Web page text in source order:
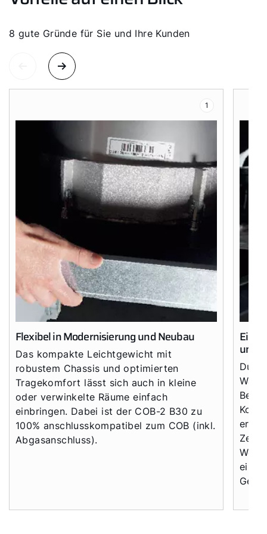
8 gute Gründe für Sie und Ihre Kunden
1
Flexibel in Modernisierung und Neubau
Das kompakte Leichtgewicht mit
robustem Chassis und optimierten
Tragekomfort lässt sich auch in kleine
oder verwinkelte Räume einfach
einbringen. Dabei ist der COB-2 B30 zu
100% anschlusskompatibel zum COB (inkl.
Abgasanschluss).
Servus!
Wie können wir helfen?
Werkskundendienst
Downloads
Tools
Wichtige Links
Gipfelstürmer Partnerprogramm
Anleitungen & techn. Dokumente
Service App
WOLF Seminare